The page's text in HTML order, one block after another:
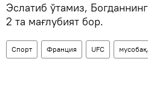
Эслатиб ўтамиз,
2 та мағлубият бор.
Спорт Франция UFC